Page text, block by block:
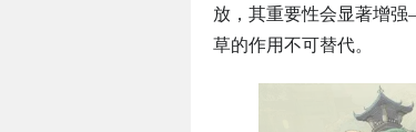
放，其重要性会显著增
草的作用不可替代。